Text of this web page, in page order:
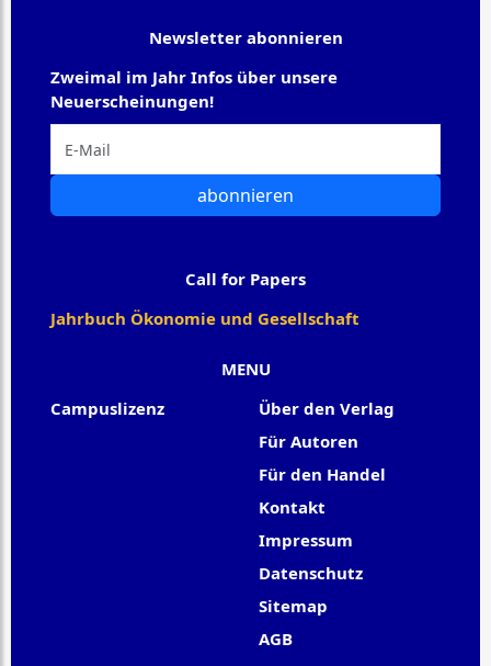
MENU
Campuslizenz
Über den Verlag
Für Autoren
Für den Handel
Kontakt
Impressum
Datenschutz
Sitemap
AGB
Newsletter abonnieren
Zweimal im Jahr Infos über unsere
Neuerscheinungen!
abonnieren
Call for Papers
Jahrbuch Ökonomie und Gesellschaft